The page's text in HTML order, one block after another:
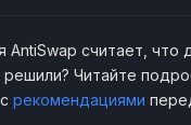
AntiSwap считает,
Читайте
рекомендациями